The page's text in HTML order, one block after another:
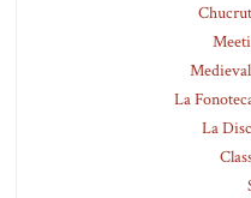
La
La